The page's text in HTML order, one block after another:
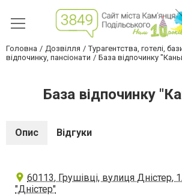
Головна Дозвілля Турагентства, готелі,
відпочинку, пансіонати
База відпочинку
База відпочинку
Опис Відгуки
60113, Грушівці, вулиця Дністер,
"Дністер"